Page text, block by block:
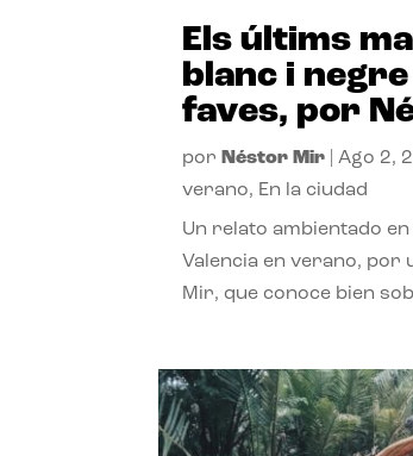
Els últims
blanc i
faves, por
por Néstor Mir |Ago 2,
verano, En la ciudad
Un relato ambientado
Valencia en verano, por
Mir, que conoce bien